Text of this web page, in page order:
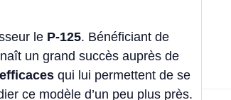
le P-125. Bénéficiant de
un grand succès auprès de
qui lui permettent de se
ce modèle d’un peu plus près.